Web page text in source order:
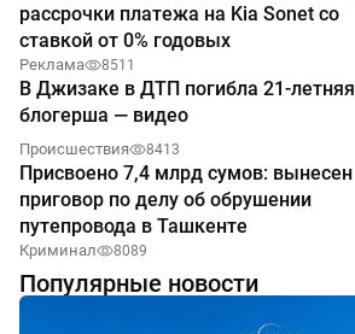
рассрочки платежа на Kia Sonet со
ставкой от 0% годовых
Реклама 8511
В Джизаке в ДТП погибла 21-летняя
блогерша — видео
Происшествия 8413
Присвоено 7,4 млрд сумов: вынесен
приговор по делу об обрушении
путепровода в Ташкенте
Криминал 8089
Популярные новости